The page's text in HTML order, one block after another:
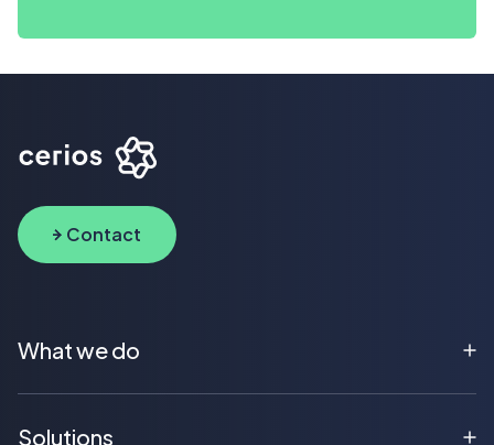
Contact
What we do
Solutions